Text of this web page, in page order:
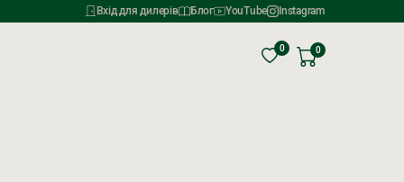
Вхід для дилерів Блог YouTube Instagram
0 0